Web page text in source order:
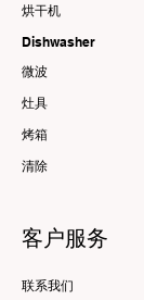
烘干机
Dishwasher
微波
灶具
烤箱
清除
客户服务
联系我们